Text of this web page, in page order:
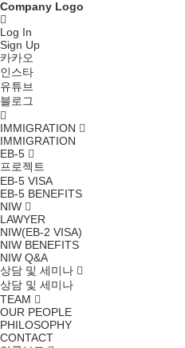
Company Logo
Log In
Sign Up
카카오
인스타
유튜브
블로그
IMMIGRATION
IMMIGRATION
EB-5
프로젝트
EB-5 VISA
EB-5 BENEFITS
NIW
LAWYER
NIW(EB-2 VISA)
NIW BENEFITS
NIW Q&A
상담 및 세미나
상담 및 세미나
TEAM
OUR PEOPLE
PHILOSOPHY
CONTACT